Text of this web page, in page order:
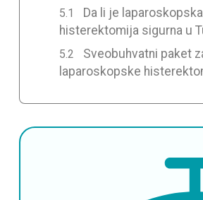
Da li je laparoskopska
histerektomija sigurna u
Sveobuhvatni paket
laparoskopske